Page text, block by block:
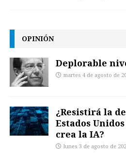
OPINIÓN
Deplorable
martes 4 de agosto de
¿Resistirá la
Estados
crea la IA?
lunes 3 de agosto de